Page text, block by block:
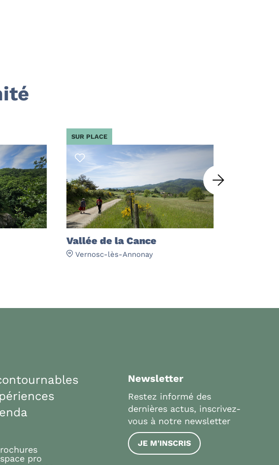
Vallée de la Cance
Vernosc-lès-Annonay
SUR PLACE
pro
Newsletter
Restez informé des
dernières actus, inscrivez-
vous à notre newsletter
JE M'INSCRIS